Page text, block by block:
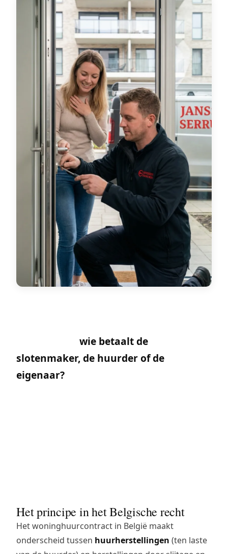
wie betaalt de
slotenmaker, de huurder of de
eigenaar?
Het principe in het Belgische recht
Het woninghuurcontract in België maakt
onderscheid tussen huurherstellingen (ten laste